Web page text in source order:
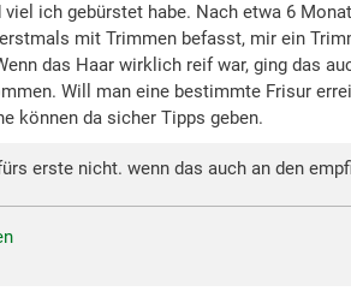
ich gebürstet habe. Nach etwa 6
mit Trimmen befasst, mir ein
das Haar wirklich reif war, ging das
Will man eine bestimmte Frisur
können da sicher Tipps geben.
erste nicht. wenn das auch an den